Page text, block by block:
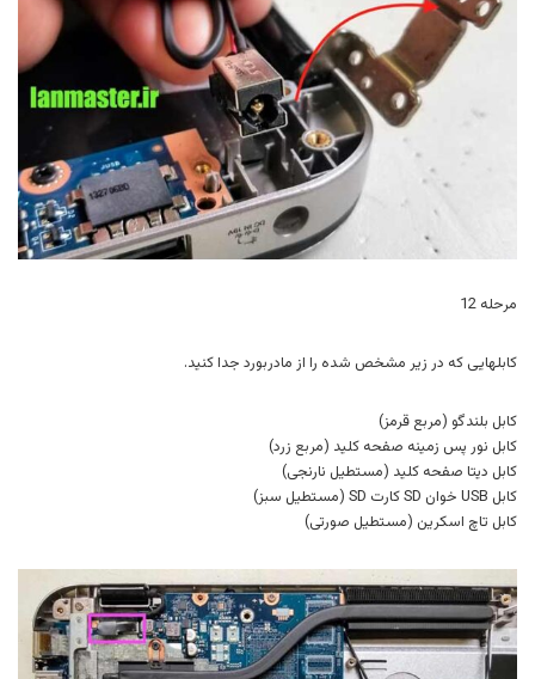
مرحله 12
کابلهایی که در زیر مشخص شده را از مادربورد جدا کنید.
کابل بلندگو (مربع قرمز)
کابل نور پس زمینه صفحه کلید (مربع زرد)
کابل دیتا صفحه کلید (مستطیل نارنجی)
کابل USB خوان SD کارت SD (مستطیل سبز)
کابل تاچ اسکرین (مستطیل صورتی)